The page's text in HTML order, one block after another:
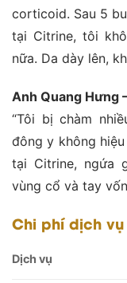
corticoid. Sau 5
tại Citrine, tôi
nữa. Da dày lên,
Anh Quang Hưng
“Tôi bị chàm
đông y không
tại Citrine, ngứa
vùng cổ và tay
Chi phí dịch
Dịch vụ